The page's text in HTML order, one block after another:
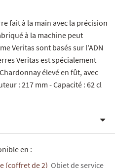
fait à la main avec la précision
à la machine peut
Veritas sont basés sur l'ADN
Veritas est spécialement
élevé en fût, avec
: 217 mm- Capacité : 62 cl
en :
(coffret de 2) Objet de service